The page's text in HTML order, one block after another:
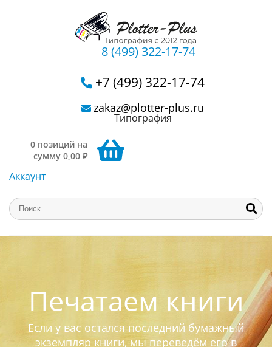
8 (499) 322-17-74
+7 (499) 322-17-74
zakaz@plotter-plus.ru
Типография
0 позиций на
сумму 0,00 ₽
Аккаунт
Печатаем книги
Если у вас остался последний бумажный
экземпляр книги, мы переведём его в